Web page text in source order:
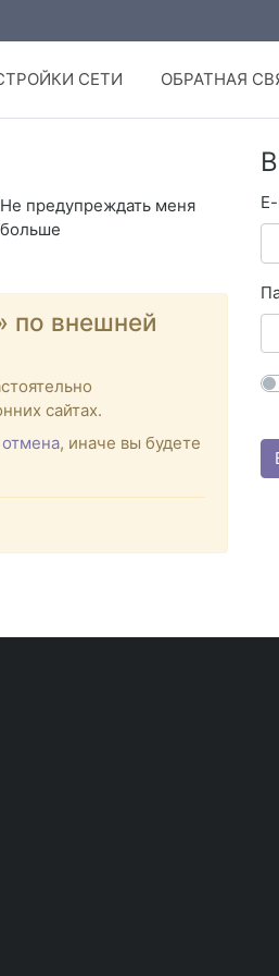
СЕТИ ОБРАТНАЯ
Не предупреждать меня
больше
по внешней
сайтах.
отмена, иначе вы будете